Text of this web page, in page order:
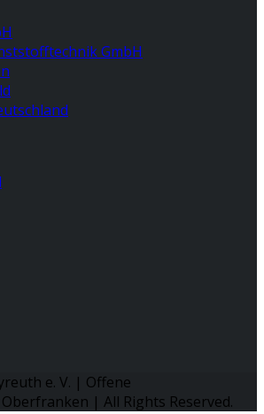
GmbH
e. V. | Offene
| All Rights Reserved.